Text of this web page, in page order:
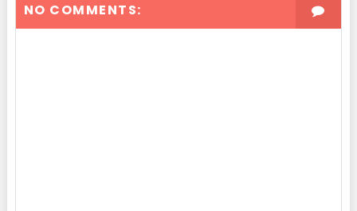
NO COMMENTS: